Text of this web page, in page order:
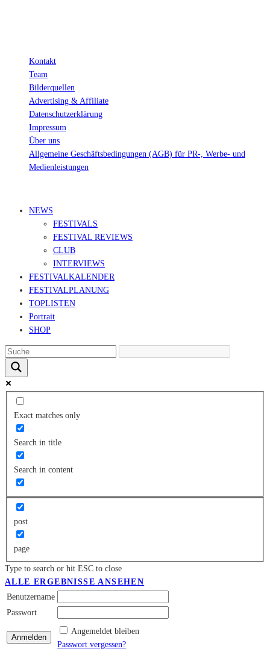
Kontakt
Team
Bilderquellen
Advertising & Affiliate
Datenschutzerklärung
Impressum
Über uns
Allgemeine Geschäftsbedingungen (AGB) für PR-, Werbe- und
Medienleistungen
NEWS
FESTIVALS
FESTIVAL REVIEWS
CLUB
INTERVIEWS
FESTIVALKALENDER
FESTIVALPLANUNG
TOPLISTEN
Portrait
SHOP
Exact matches only
Search in title
Search in content
post
page
Type to search or hit ESC to close
ALLE ERGEBNISSE ANSEHEN
Benutzername
Passwort
Angemeldet bleiben
Passwort vergessen?